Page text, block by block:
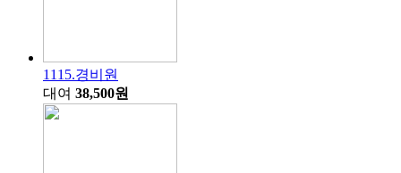
1115.경비원
대여 38,500원